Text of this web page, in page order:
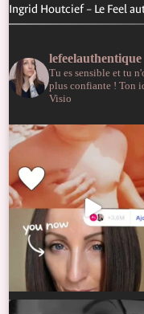
Ingrid Houtcief – Le Feel
lefeelauthentique
Tu es sensible et tu
plus confiante ! Ton
Visio